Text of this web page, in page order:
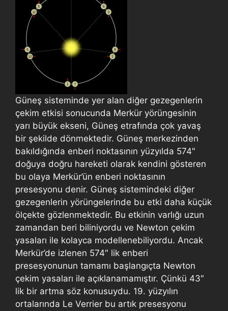
Güneş sisteminde yer alan diğer gezegenlerin
çekim etkisi sonucunda Merkür yörüngesinin
yarı büyük ekseni, Güneş etrafında çok yavaş
bir şekilde dönmektedir. Güneş merkezinden
bakıldığında enberi noktasının yüzyılda 574″
doğuya doğru hareketi olarak kendini gösteren
bu olaya Merkür’ün enberi noktasının
presesyonu denir. Güneş sistemindeki diğer
gezegenlerin yörüngelerinde bu etki daha küçük
ölçekte gözlenmektedir. Bu etkinin varlığı uzun
zamandan beri biliniyordu ve Newton çekim
yasaları ile kolayca modellenebiliyordu. Ancak
Merkür’de izlenen 574″ lik enberi
presesyonunun tamamı başlangıçta Newton
çekim yasaları ile açıklanamamıştır. Çünkü 43″
lik bir artma söz konusuydu. 19. yüzyılın
ortalarında Le Verrier bu artık presesyonu